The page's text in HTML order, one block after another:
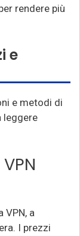
rendere più
e
e metodi di
leggere
a
I prezzi